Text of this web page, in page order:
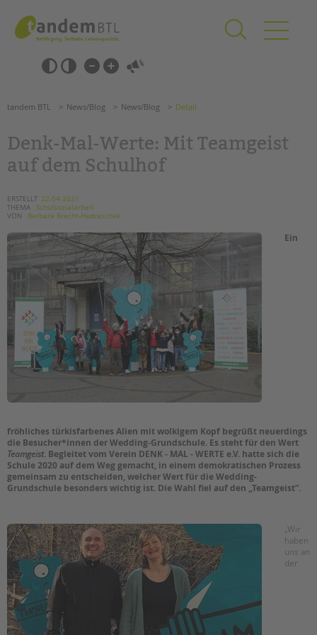
springen
Barrierefrei-
Einstellungen
überspringen
überspringen
SCHULE & GANZTAG
Oberschulen
Förderzentren
Schulbezogene Sozialarbeit
Tagesgruppen
HILFEN ZUR ERZIEHUNG
EINGLIEDERUNGSHILFE
BETREUTES WOHNEN
TANDEM BTL AKADEMIE
Zertfikatskurse
Seminarkalender
Seminarräume
PROFIL | LEITBILD
Bereiche im Überblick
Kinder- und Jugendschutz
Unsere Videos
Gesellschafter VdK
schoolcoach BTL
Suchen
tandem BTL News/Blog News/Blog Detail
Denk-Mal-Werte: Mit Teamgeist
auf dem Schulhof
ERSTELLT 22.04.2021
THEMA Schulsozialarbeit
VON
Barbara Brecht-Hadraschek
Ein
fröhliches türkisfarbenes Alien mit wolkigem Kopf begrüßt neuerdings
die Besucher*innen der Wedding-Grundschule. Es steht für den Wert
Teamgeist. Begleitet vom Verein DENK - MAL - WERTE e.V. hatte sich die
Schule 2020 auf dem Weg gemacht, in einem demokratischen Prozess
gemeinsam zu entscheiden, welcher Wert für die Wedding-
Grundschule besonders wichtig ist. Die Wahl fiel auf den „Teamgeist“.
„Wir
haben
uns an
der